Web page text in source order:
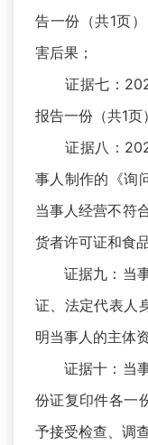
告一份（共1页
害后果；
证据七：
报告一份（共1页
证据八：2025
事人制作的《询
当事人经营不符
货者许可证和食
证据九：当事
证、法定代表人
明当事人的主体
证据十：当事
份证复印件各一
予接受检查、调